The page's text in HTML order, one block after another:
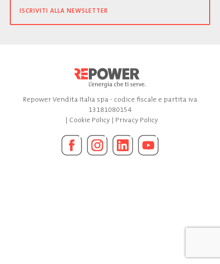
ISCRIVITI ALLA NEWSLETTER
Repower Vendita Italia spa - codice fiscale e partita iva
13181080154
| Cookie Policy| Privacy Policy